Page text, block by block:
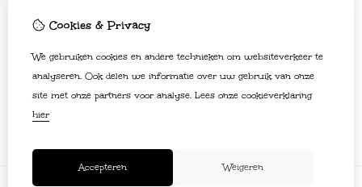
Bestelhistorie
Nieuwsbrief
Klantenservice
Contact
Sitemap
Cookies & Privacy
We gebruiken cookies en andere technieken om websiteverkeer te
analyseren. Ook delen we informatie over uw gebruik van onze
site met onze partners voor analyse. Lees onze cookieverklaring
hier
Accepteren Weigeren